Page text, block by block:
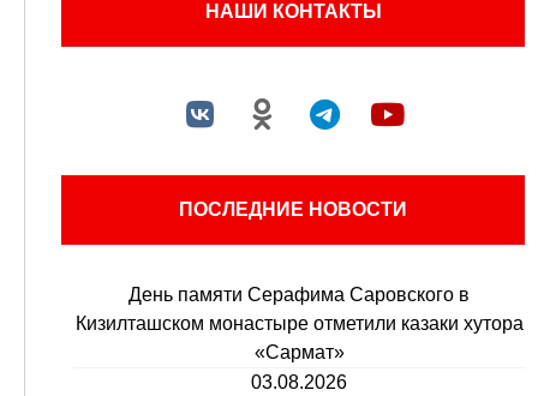
НАШИ КОНТАКТЫ
ПОСЛЕДНИЕ НОВОСТИ
День памяти Серафима Саровского в
Кизилташском монастыре отметили казаки хутора
«Сармат»
03.08.2026